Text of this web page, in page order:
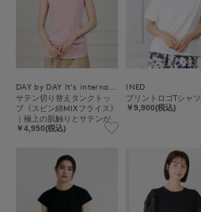
サテン切り替えタンクトッ
プ《スビン綿MIXフライス》
｜極上の肌触りとサテンが
映える上品インナー
￥4,950(税込)
INED
プリントロゴTシャツ
￥9,900(税込)